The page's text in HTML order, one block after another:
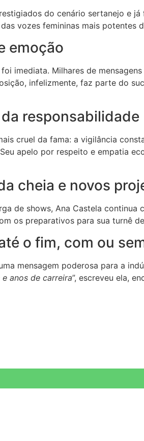
do cenário sertanejo e
vozes femininas mais
emoção
imediata. Milhares de
infelizmente, faz parte do
responsabilidade
cruel da fama: a vigilância
apelo por respeito e empatia
cheia e novos
de shows, Ana Castela
os preparativos para sua turnê
o fim, com ou
mensagem poderosa para a
e anos de carreira”, escreveu ela,